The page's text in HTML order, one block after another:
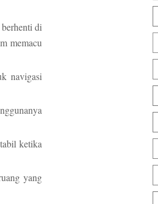
di
memacu
navigasi
ketika
yang